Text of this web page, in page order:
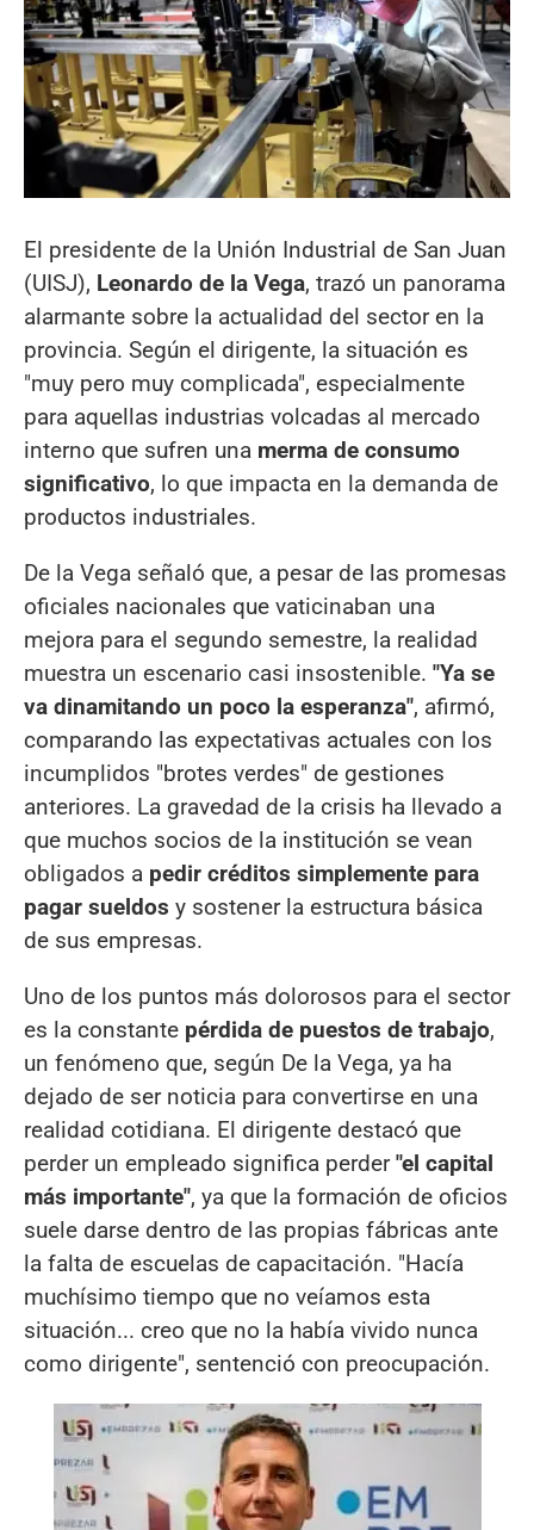
El presidente de la Unión Industrial de San Juan
(UISJ), Leonardo de la Vega, trazó un panorama
alarmante sobre la actualidad del sector en la
provincia. Según el dirigente, la situación es
"muy pero muy complicada", especialmente
para aquellas industrias volcadas al mercado
interno que sufren una merma de consumo
significativo, lo que impacta en la demanda de
productos industriales.
De la Vega señaló que, a pesar de las promesas
oficiales nacionales que vaticinaban una
mejora para el segundo semestre, la realidad
muestra un escenario casi insostenible. "Ya se
va dinamitando un poco la esperanza", afirmó,
comparando las expectativas actuales con los
incumplidos "brotes verdes" de gestiones
anteriores. La gravedad de la crisis ha llevado a
que muchos socios de la institución se vean
obligados a pedir créditos simplemente para
pagar sueldos y sostener la estructura básica
de sus empresas.
Uno de los puntos más dolorosos para el sector
es la constante pérdida de puestos de trabajo,
un fenómeno que, según De la Vega, ya ha
dejado de ser noticia para convertirse en una
realidad cotidiana. El dirigente destacó que
perder un empleado significa perder"el capital
más importante", ya que la formación de oficios
suele darse dentro de las propias fábricas ante
la falta de escuelas de capacitación. "Hacía
muchísimo tiempo que no veíamos esta
situación... creo que no la había vivido nunca
como dirigente", sentenció con preocupación.